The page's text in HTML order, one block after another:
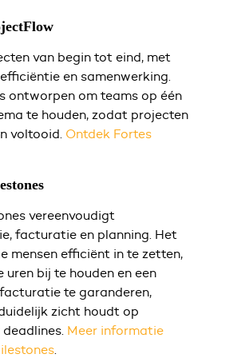
van begin tot eind, met
en samenwerking.
ontworpen om teams op één
te houden, zodat projecten
voltooid. Ontdek Fortes
vereenvoudigt
facturatie en planning. Het
mensen efficiënt in te zetten,
bij te houden en een
te garanderen,
zicht houdt op
Meer informatie
.